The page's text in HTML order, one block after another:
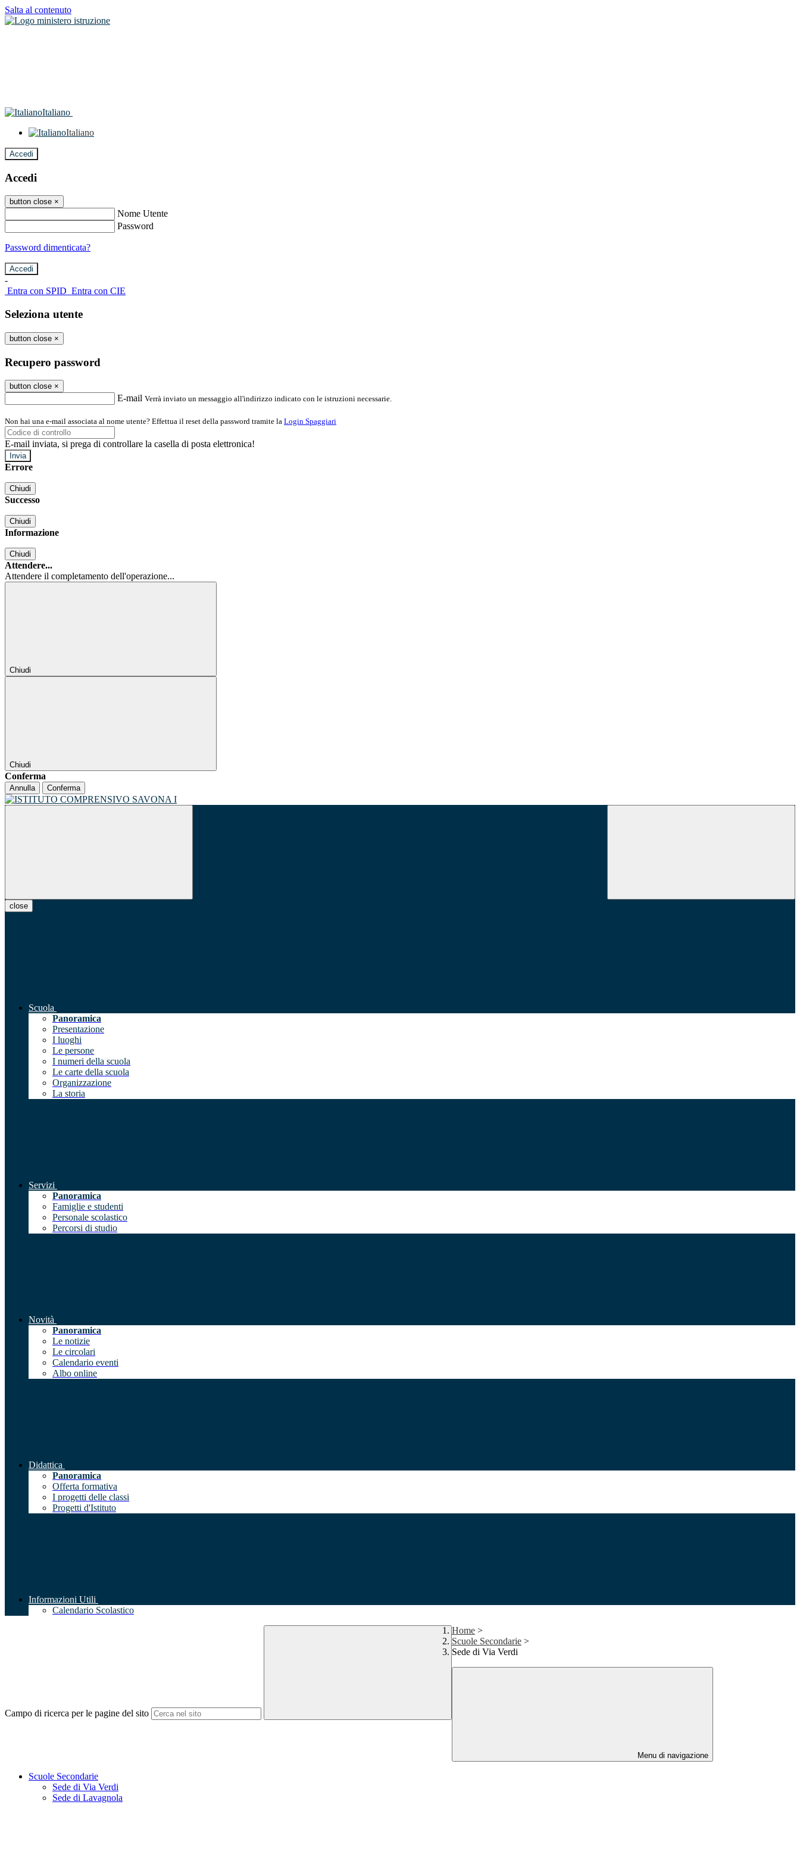
Salta al contenuto
Italiano
Italiano
Accedi
Accedi
button close ×
Nome Utente
Password
Password dimenticata?
-
Entra con SPID Entra con CIE
Seleziona utente
button close ×
Recupero password
button close ×
E-mail Verrà inviato un messaggio all'indirizzo indicato con le istruzioni necessarie.
Non hai una e-mail associata al nome utente? Effettua il reset della password tramite la Login Spaggiari
E-mail inviata, si prega di controllare la casella di posta elettronica!
Errore
Chiudi
Successo
Chiudi
Informazione
Chiudi
Attendere...
Attendere il completamento dell'operazione...
Chiudi
Chiudi
Conferma
Annulla Conferma
close
Scuola
Panoramica
Presentazione
I luoghi
Le persone
I numeri della scuola
Le carte della scuola
Organizzazione
La storia
Servizi
Panoramica
Famiglie e studenti
Personale scolastico
Percorsi di studio
Novità
Panoramica
Le notizie
Le circolari
Calendario eventi
Albo online
Didattica
Panoramica
Offerta formativa
I progetti delle classi
Progetti d'Istituto
Informazioni Utili
Calendario Scolastico
Campo di ricerca per le pagine del sito
Home >
Scuole Secondarie >
Sede di Via Verdi
Menu di navigazione
Scuole Secondarie
Sede di Via Verdi
Sede di Lavagnola